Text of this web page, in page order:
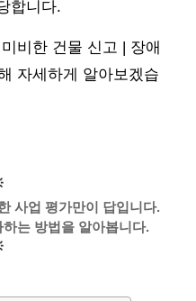
합니다.
비한 건물 신고 | 장애
자세하게 알아보겠습
사업 평가만이 답입니다.
는 방법을 알아봅니다.